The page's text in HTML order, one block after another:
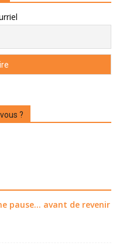
?
pause... avant de revenir